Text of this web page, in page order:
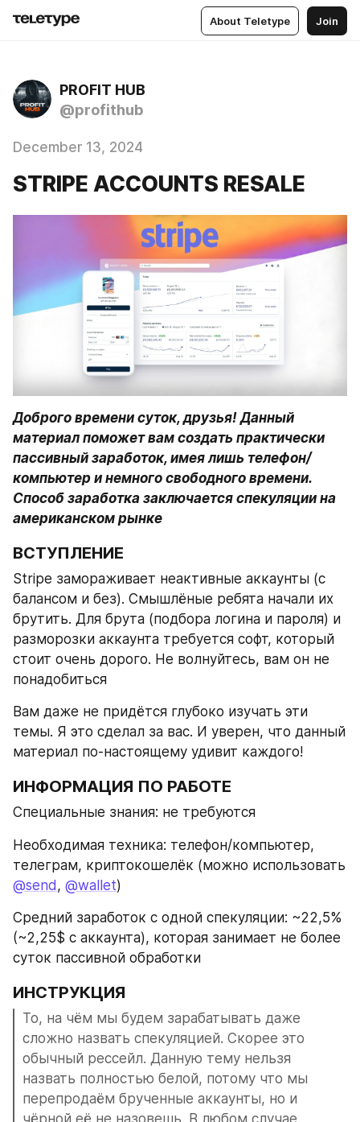
About Teletype Join
PROFIT HUB
@profithub
December 13, 2024
STRIPE ACCOUNTS RESALE
Доброго времени суток, друзья! Данный
материал поможет вам создать практически
пассивный заработок, имея лишь телефон/
компьютер и немного свободного времени.
Способ заработка заключается спекуляции на
ВСТУПЛЕНИЕ
Stripe замораживает неактивные аккаунты (с
балансом и без). Смышлёные ребята начали их
брутить. Для брута (подбора логина и пароля) и
разморозки аккаунта требуется софт, который
стоит очень дорого. Не волнуйтесь, вам он не
понадобиться
Вам даже не придётся глубоко изучать эти
темы. Я это сделал за вас. И уверен, что данный
материал по-настоящему удивит каждого!
ИНФОРМАЦИЯ ПО РАБОТЕ
Специальные знания: не требуются
Необходимая техника: телефон/компьютер,
@send, @wallet)
Средний заработок с одной спекуляции: ~22,5%
(~2,25$ с аккаунта), которая занимает не более
суток пассивной обработки
ИНСТРУКЦИЯ
То, на чём мы будем зарабатывать даже
сложно назвать спекуляцией. Скорее это
обычный рессейл. Данную тему нельзя
назвать полностью белой, потому что мы
перепродаём брученные аккаунты, но и
чёрной её не назовешь. В любом случае